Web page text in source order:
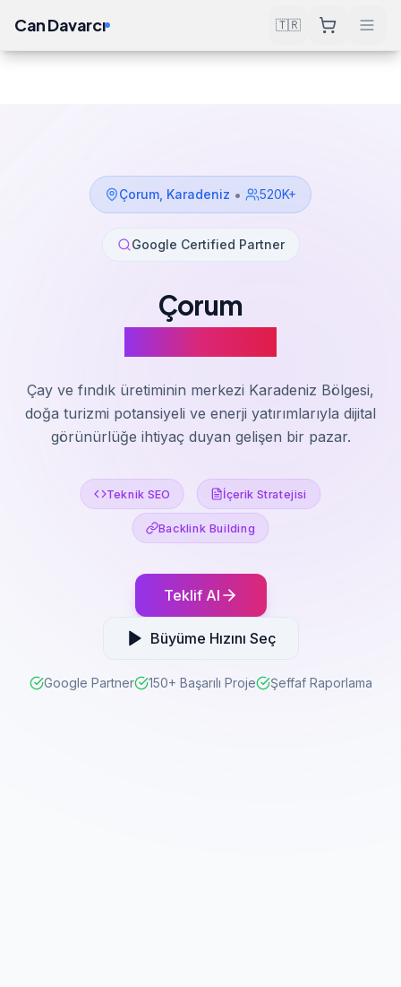
Can Davarcı 🇹🇷
Çorum Karadeniz • 520K+
Google Certified Partner
Çorum
Çay ve fındık üretiminin merkezi Karadeniz Bölgesi,
doğa turizmi potansiyeli ve enerji yatırımlarıyla dijital
görünürlüğe ihtiyaç duyan gelişen bir pazar.
Teknik SEO İçerik Stratejisi
Backlink Building
Teklif Al
Büyüme Hızını Seç
Google Partner 150+ Başarılı Proje Şeffaf Raporlama